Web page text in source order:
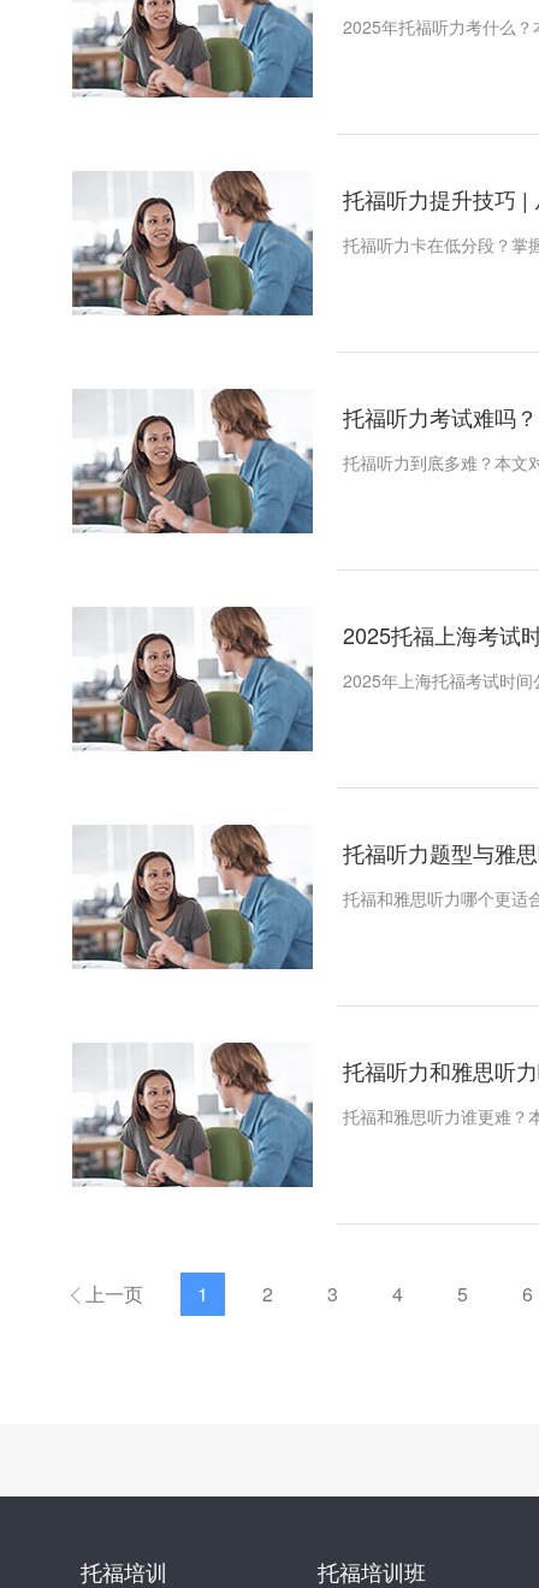
2025年托福听力考什么
托福听力提升技巧 |
托福听力卡在低分段？掌
托福听力考试难吗
托福听力到底多难？本文
2025托福上海考试
2025年上海托福考试时
托福听力题型与雅
托福和雅思听力哪个更适
托福听力和雅思听
托福和雅思听力谁更难？
上一页 1 2 3 4 5 6
托福培训 托福培训班